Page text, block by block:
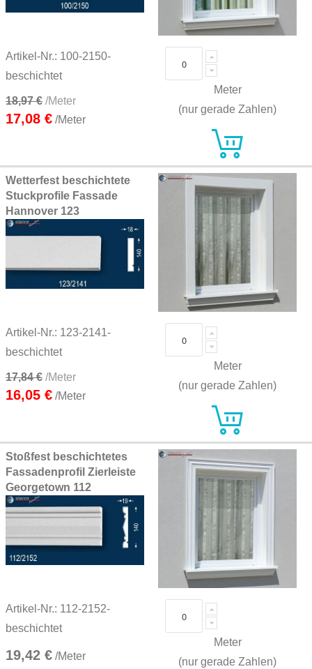
Artikel-Nr.: 100-2150-
beschichtet
18,97 € /Meter
17,08 € /Meter
Meter
(nur gerade Zahlen)
Wetterfest beschichtete
Stuckprofile Fassade
Hannover 123
Artikel-Nr.: 123-2141-
beschichtet
17,84 € /Meter
16,05 € /Meter
Meter
(nur gerade Zahlen)
Stoßfest beschichtetes
Fassadenprofil Zierleiste
Georgetown 112
Artikel-Nr.: 112-2152-
beschichtet
19,42 € /Meter
Meter
(nur gerade Zahlen)